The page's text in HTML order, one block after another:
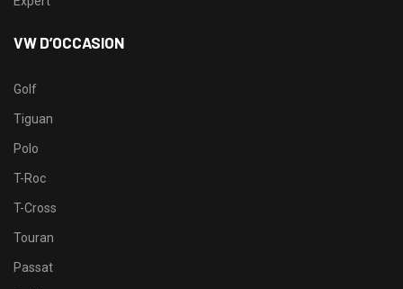
VW D’OCCASION
Golf
Tiguan
Polo
T-Roc
T-Cross
Touran
Passat